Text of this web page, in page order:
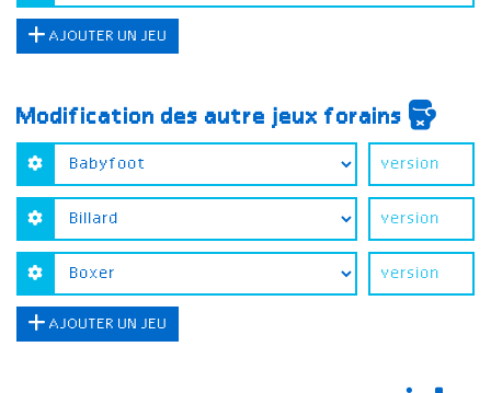
AJOUTER UN JEU
Modification des autre jeux forains
AJOUTER UN JEU